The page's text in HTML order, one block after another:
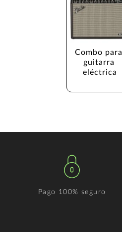
Combo para
guitarra
eléctrica
Pago 100% seguro